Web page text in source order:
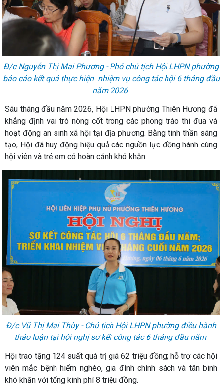
Đ/c Nguyễn Thị Mai Phương - Phó chủ tịch Hội LHPN phường
báo cáo kết quả thực hiện nhiệm vụ công tác hội 6 tháng đầu
năm 2026
Sáu tháng đầu năm 2026, Hội LHPN phường Thiên Hương đã
khẳng định vai trò nòng cốt trong các phong trào thi đua và
hoạt động an sinh xã hội tại địa phương. Bằng tinh thần sáng
tạo, Hội đã huy động hiệu quả các nguồn lực đồng hành cùng
hội viên và trẻ em có hoàn cảnh khó khăn:
Đ/c Vũ Thị Mai Thùy - Chủ tịch Hội LHPN phường điều hành
thảo luận tại hội nghị sơ kết công tác 6 tháng đầu năm
Hội trao tặng 124 suất quà trị giá 62 triệu đồng; hỗ trợ các hội
viên mắc bệnh hiểm nghèo, gia đình chính sách và tân binh
khó khăn với tổng kinh phí 8 triệu đồng.